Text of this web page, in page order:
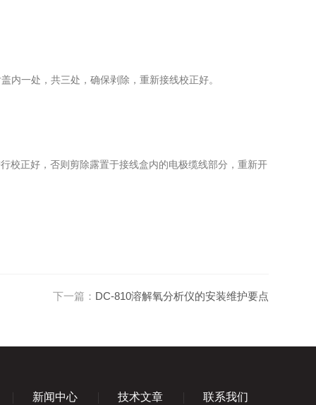
一处，共三处，确保剥除，重新接线校正好。
正好，否则剪除露置于接线盒内的电极缆线部分，重新开
下一篇： DC-810溶解氧分析仪的安装维护要点
新闻中心 技术文章 联系我们